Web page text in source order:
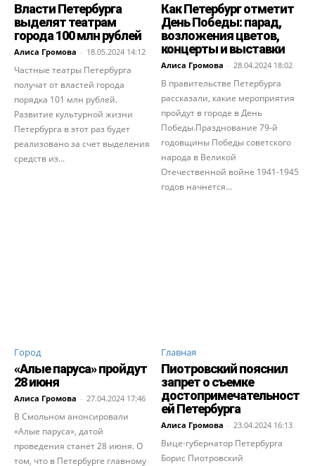
Власти Петербурга
выделят театрам
города 100 млн рублей
Алиса Громова - 18.05.2024 14:12
Частные театры Петербурга
получат от властей города
порядка 101 млн рублей.
Развитие культурной жизни
Петербурга в этот раз будет
реализовано за счет выделения
средств из...
Как Петербург отметит
День Победы: парад,
возложения цветов,
концерты и выставки
Алиса Громова - 28.04.2024 18:02
В правительстве Петербурга
рассказали, какие мероприятия
пройдут в городе в День
Победы.Празднование 79-й
годовщины Победы советского
народа в Великой
Отечественной войне 1941-1945
годов начнется...
Город
«Алые паруса» пройдут
28 июня
Алиса Громова - 27.04.2024 17:46
В Смольном анонсировали
«Алые паруса», датой
проведения станет 28 июня. О
том, что в Петербурге главному
Главная
Пиотровский пояснил
запрет о съемке
достопримечательност
ей Петербурга
Алиса Громова - 23.04.2024 16:13
Вице-губернатор Петербурга
Борис Пиотровский